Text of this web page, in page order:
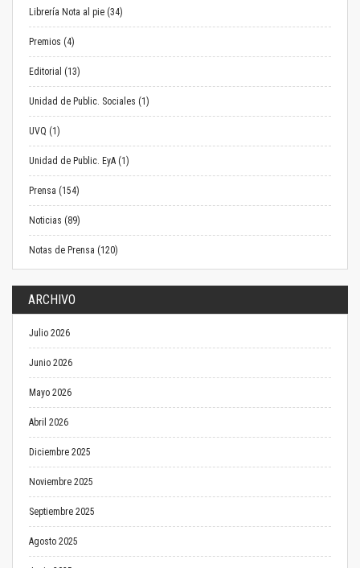
Librería Nota al pie (34)
Premios (4)
Editorial (13)
Unidad de Public. Sociales (1)
UVQ (1)
Unidad de Public. EyA (1)
Prensa (154)
Noticias (89)
Notas de Prensa (120)
ARCHIVO
Julio 2026
Junio 2026
Mayo 2026
Abril 2026
Diciembre 2025
Noviembre 2025
Septiembre 2025
Agosto 2025